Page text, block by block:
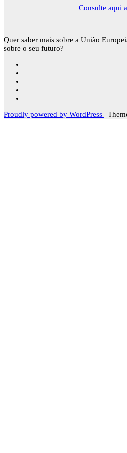
Consulte aqui
Quer saber mais sobre a União
sobre o seu futuro?
Proudly powered by WordPress |